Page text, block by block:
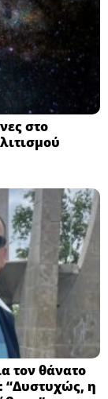
στο
τον θάνατο
“Δυστυχώς, η